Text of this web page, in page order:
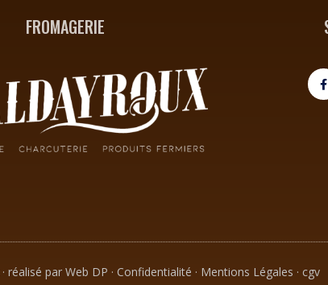
FROMAGERIE
a
c
e
b
réalisé par Web DP · Confidentialité · Mentions Légales · cgv